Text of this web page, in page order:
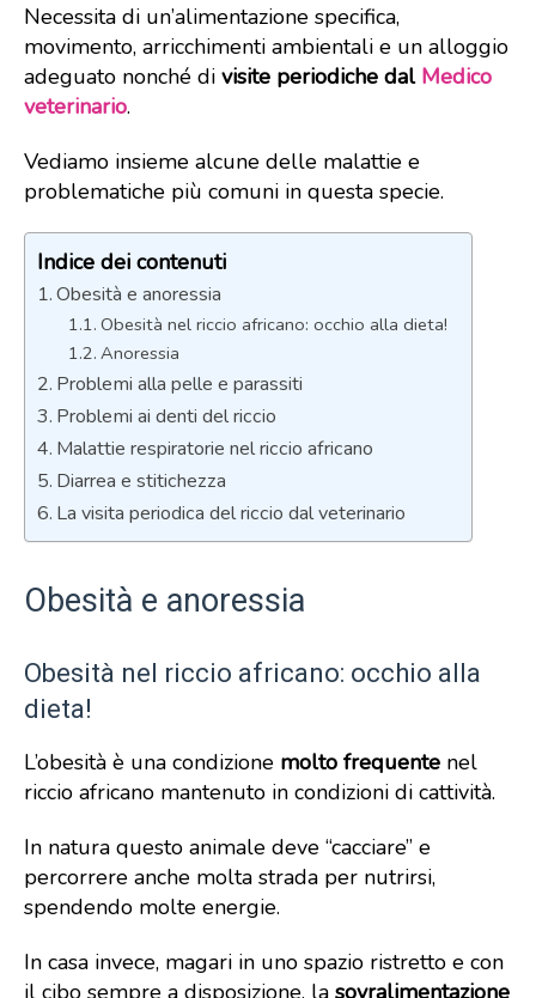
Necessita di un’alimentazione specifica,
movimento, arricchimenti ambientali e un alloggio
adeguato nonché di visite periodiche dal Medico
veterinario.
Vediamo insieme alcune delle malattie e
problematiche più comuni in questa specie.
Indice dei contenuti
Obesità e anoressia
Obesità nel riccio africano: occhio alla dieta!
Anoressia
Problemi alla pelle e parassiti
Problemi ai denti del riccio
Malattie respiratorie nel riccio africano
Diarrea e stitichezza
La visita periodica del riccio dal veterinario
Obesità e anoressia
Obesità nel riccio africano: occhio alla
dieta!
L’obesità è una condizione molto frequente nel
riccio africano mantenuto in condizioni di cattività.
In natura questo animale deve “cacciare” e
percorrere anche molta strada per nutrirsi,
spendendo molte energie.
In casa invece, magari in uno spazio ristretto e con
il cibo sempre a disposizione, la sovralimentazione